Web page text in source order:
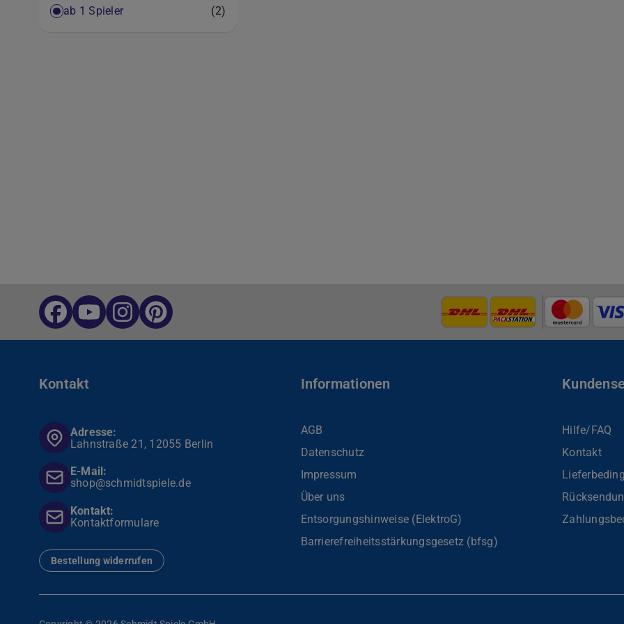
ab 1 Spieler (2)
Kontakt
Adresse:
Lahnstraße 21, 12055 Berlin
E-Mail:
shop@schmidtspiele.de
Kontakt:
Kontaktformulare
Bestellung widerrufen
Informationen
AGB
Datenschutz
Impressum
Über uns
Entsorgungshinweise (ElektroG)
Barrierefreiheits­stärkungsgesetz (bfsg)
Hilfe/FAQ
Kontakt